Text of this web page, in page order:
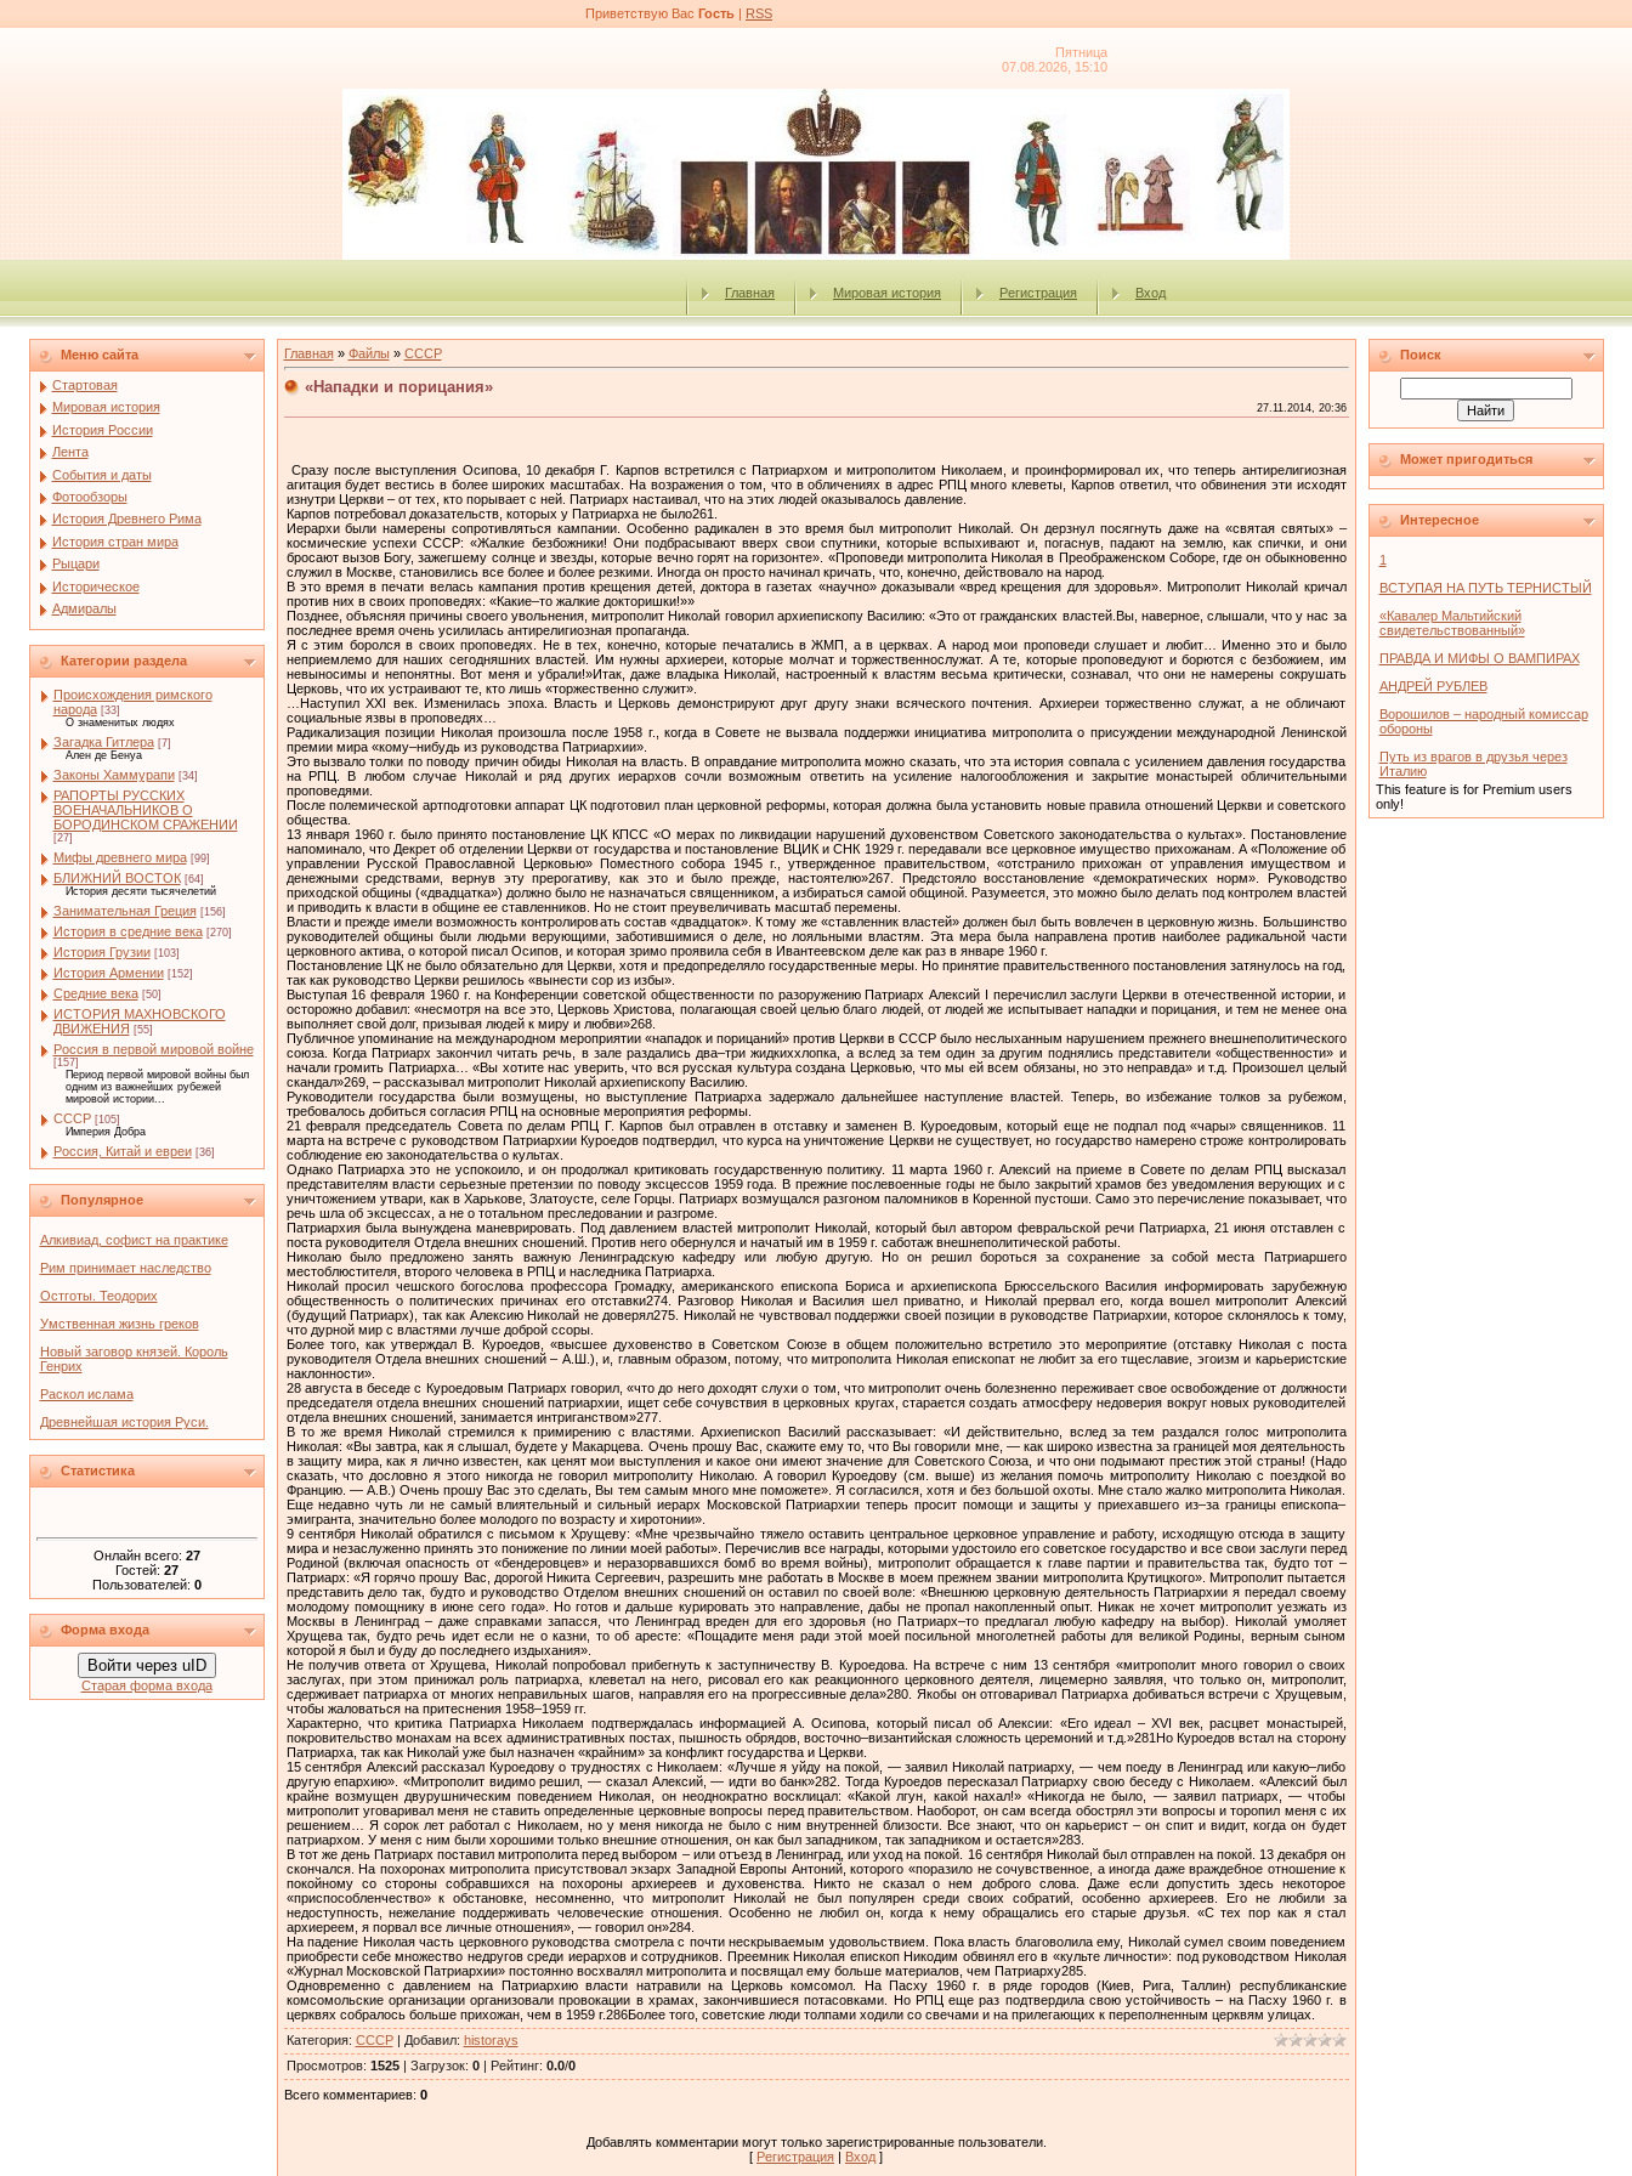
Приветствую Вас Гость | RSS
Пятница
07.08.2026, 15:10
Главная Мировая история Регистрация Вход
Меню сайта
Стартовая
Мировая история
История России
Лента
События и даты
Фотообзоры
История Древнего Рима
История стран мира
Рыцари
Историческое
Адмиралы
Категории раздела
Происхождения римского
народа [33]
О знаменитых людях
Загадка Гитлера [7]
Ален де Бенуа
Законы Хаммурапи [34]
РАПОРТЫ РУССКИХ
ВОЕНАЧАЛЬНИКОВ О
БОРОДИНСКОМ СРАЖЕНИИ
[27]
Мифы древнего мира [99]
БЛИЖНИЙ ВОСТОК [64]
История десяти тысячелетий
Занимательная Греция [156]
История в средние века [270]
История Грузии [103]
История Армении [152]
Средние века [50]
ИСТОРИЯ МАХНОВСКОГО
ДВИЖЕНИЯ [55]
Россия в первой мировой войне
[157]
Период первой мировой войны был
одним из важнейших рубежей
мировой истории...
СССР [105]
Империя Добра
Россия, Китай и евреи [36]
Популярное
Алкивиад, софист на практике
Рим принимает наследство
Остготы. Теодорих
Умственная жизнь греков
Новый заговор князей. Король
Генрих
Раскол ислама
Древнейшая история Руси.
Статистика
Онлайн всего: 27
Гостей: 27
Пользователей: 0
Форма входа
Войти через uID
Старая форма входа
Главная» Файлы» СССР
«Нападки и порицания»
27.11.2014, 20:36
Сразу после выступления Осипова, 10 декабря Г. Карпов встретился с Патриархом и митрополитом Николаем, и проинформировал их, что теперь антирелигиозная
агитация будет вестись в более широких масштабах. На возражения о том, что в обличениях в адрес РПЦ много клеветы, Карпов ответил, что обвинения эти исходят
изнутри Церкви – от тех, кто порывает с ней. Патриарх настаивал, что на этих людей оказывалось давление.
Карпов потребовал доказательств, которых у Патриарха не было261.
Иерархи были намерены сопротивляться кампании. Особенно радикален в это время был митрополит Николай. Он дерзнул посягнуть даже на «святая святых» –
космические успехи СССР: «Жалкие безбожники! Они подбрасывают вверх свои спутники, которые вспыхивают и, погаснув, падают на землю, как спички, и они
бросают вызов Богу, зажегшему солнце и звезды, которые вечно горят на горизонте». «Проповеди митрополита Николая в Преображенском Соборе, где он обыкновенно
служил в Москве, становились все более и более резкими. Иногда он просто начинал кричать, что, конечно, действовало на народ.
В это время в печати велась кампания против крещения детей, доктора в газетах «научно» доказывали «вред крещения для здоровья». Митрополит Николай кричал
против них в своих проповедях: «Какие–то жалкие докторишки!»»
Позднее, объясняя причины своего увольнения, митрополит Николай говорил архиепископу Василию: «Это от гражданских властей.Вы, наверное, слышали, что у нас за
последнее время очень усилилась антирелигиозная пропаганда.
Я с этим боролся в своих проповедях. Не в тех, конечно, которые печатались в ЖМП, а в церквах. А народ мои проповеди слушает и любит… Именно это и было
неприемлемо для наших сегодняшних властей. Им нужны архиереи, которые молчат и торжественнослужат. А те, которые проповедуют и борются с безбожием, им
невыносимы и непонятны. Вот меня и убрали!»Итак, даже владыка Николай, настроенный к властям весьма критически, сознавал, что они не намерены сокрушать
Церковь, что их устраивают те, кто лишь «торжественно служит».
…Наступил XXI век. Изменилась эпоха. Власть и Церковь демонстрируют друг другу знаки всяческого почтения. Архиереи торжественно служат, а не обличают
социальные язвы в проповедях…
Радикализация позиции Николая произошла после 1958 г., когда в Совете не вызвала поддержки инициатива митрополита о присуждении международной Ленинской
премии мира «кому–нибудь из руководства Патриархии».
Это вызвало толки по поводу причин обиды Николая на власть. В оправдание митрополита можно сказать, что эта история совпала с усилением давления государства
на РПЦ. В любом случае Николай и ряд других иерархов сочли возможным ответить на усиление налогообложения и закрытие монастырей обличительными
проповедями.
После полемической артподготовки аппарат ЦК подготовил план церковной реформы, которая должна была установить новые правила отношений Церкви и советского
общества.
13 января 1960 г. было принято постановление ЦК КПСС «О мерах по ликвидации нарушений духовенством Советского законодательства о культах». Постановление
напоминало, что Декрет об отделении Церкви от государства и постановление ВЦИК и СНК 1929 г. передавали все церковное имущество прихожанам. А «Положение об
управлении Русской Православной Церковью» Поместного собора 1945 г., утвержденное правительством, «отстранило прихожан от управления имуществом и
денежными средствами, вернув эту прерогативу, как это и было прежде, настоятелю»267. Предстояло восстановление «демократических норм». Руководство
приходской общины («двадцатка») должно было не назначаться священником, а избираться самой общиной. Разумеется, это можно было делать под контролем властей
и приводить к власти в общине ее ставленников. Но не стоит преувеличивать масштаб перемены.
Власти и прежде имели возможность контролировать состав «двадцаток». К тому же «ставленник властей» должен был быть вовлечен в церковную жизнь. Большинство
руководителей общины были людьми верующими, заботившимися о деле, но лояльными властям. Эта мера была направлена против наиболее радикальной части
церковного актива, о которой писал Осипов, и которая зримо проявила себя в Ивантеевском деле как раз в январе 1960 г.
Постановление ЦК не было обязательно для Церкви, хотя и предопределяло государственные меры. Но принятие правительственного постановления затянулось на год,
так как руководство Церкви решилось «вынести сор из избы».
Выступая 16 февраля 1960 г. на Конференции советской общественности по разоружению Патриарх Алексий I перечислил заслуги Церкви в отечественной истории, и
осторожно добавил: «несмотря на все это, Церковь Христова, полагающая своей целью благо людей, от людей же испытывает нападки и порицания, и тем не менее она
выполняет свой долг, призывая людей к миру и любви»268.
Публичное упоминание на международном мероприятии «нападок и порицаний» против Церкви в СССР было неслыханным нарушением прежнего внешнеполитического
союза. Когда Патриарх закончил читать речь, в зале раздались два–три жидкиххлопка, а вслед за тем один за другим поднялись представители «общественности» и
начали громить Патриарха… «Вы хотите нас уверить, что вся русская культура создана Церковью, что мы ей всем обязаны, но это неправда» и т.д. Произошел целый
скандал»269, – рассказывал митрополит Николай архиепископу Василию.
Руководители государства были возмущены, но выступление Патриарха задержало дальнейшее наступление властей. Теперь, во избежание толков за рубежом,
требовалось добиться согласия РПЦ на основные мероприятия реформы.
21 февраля председатель Совета по делам РПЦ Г. Карпов был отравлен в отставку и заменен В. Куроедовым, который еще не подпал под «чары» священников. 11
марта на встрече с руководством Патриархии Куроедов подтвердил, что курса на уничтожение Церкви не существует, но государство намерено строже контролировать
соблюдение ею законодательства о культах.
Однако Патриарха это не успокоило, и он продолжал критиковать государственную политику. 11 марта 1960 г. Алексий на приеме в Совете по делам РПЦ высказал
представителям власти серьезные претензии по поводу эксцессов 1959 года. В прежние послевоенные годы не было закрытий храмов без уведомления верующих и с
уничтожением утвари, как в Харькове, Златоусте, селе Горцы. Патриарх возмущался разгоном паломников в Коренной пустоши. Само это перечисление показывает, что
речь шла об эксцессах, а не о тотальном преследовании и разгроме.
Патриархия была вынуждена маневрировать. Под давлением властей митрополит Николай, который был автором февральской речи Патриарха, 21 июня отставлен с
поста руководителя Отдела внешних сношений. Против него обернулся и начатый им в 1959 г. саботаж внешнеполитической работы.
Николаю было предложено занять важную Ленинградскую кафедру или любую другую. Но он решил бороться за сохранение за собой места Патриаршего
местоблюстителя, второго человека в РПЦ и наследника Патриарха.
Николай просил чешского богослова профессора Громадку, американского епископа Бориса и архиепископа Брюссельского Василия информировать зарубежную
общественность о политических причинах его отставки274. Разговор Николая и Василия шел приватно, и Николай прервал его, когда вошел митрополит Алексий
(будущий Патриарх), так как Алексию Николай не доверял275. Николай не чувствовал поддержки своей позиции в руководстве Патриархии, которое склонялось к тому,
что дурной мир с властями лучше доброй ссоры.
Более того, как утверждал В. Куроедов, «высшее духовенство в Советском Союзе в общем положительно встретило это мероприятие (отставку Николая с поста
руководителя Отдела внешних сношений – А.Ш.), и, главным образом, потому, что митрополита Николая епископат не любит за его тщеславие, эгоизм и карьеристские
наклонности».
28 августа в беседе с Куроедовым Патриарх говорил, «что до него доходят слухи о том, что митрополит очень болезненно переживает свое освобождение от должности
председателя отдела внешних сношений патриархии, ищет себе сочувствия в церковных кругах, старается создать атмосферу недоверия вокруг новых руководителей
отдела внешних сношений, занимается интриганством»277.
В то же время Николай стремился к примирению с властями. Архиепископ Василий рассказывает: «И действительно, вслед за тем раздался голос митрополита
Николая: «Вы завтра, как я слышал, будете у Макарцева. Очень прошу Вас, скажите ему то, что Вы говорили мне, — как широко известна за границей моя деятельность
в защиту мира, как я лично известен, как ценят мои выступления и какое они имеют значение для Советского Союза, и что они подымают престиж этой страны! (Надо
сказать, что дословно я этого никогда не говорил митрополиту Николаю. А говорил Куроедову (см. выше) из желания помочь митрополиту Николаю с поездкой во
Францию. — А.В.) Очень прошу Вас это сделать, Вы тем самым много мне поможете». Я согласился, хотя и без большой охоты. Мне стало жалко митрополита Николая.
Еще недавно чуть ли не самый влиятельный и сильный иерарх Московской Патриархии теперь просит помощи и защиты у приехавшего из–за границы епископа–
эмигранта, значительно более молодого по возрасту и хиротонии».
9 сентября Николай обратился с письмом к Хрущеву: «Мне чрезвычайно тяжело оставить центральное церковное управление и работу, исходящую отсюда в защиту
мира и незаслуженно принять это понижение по линии моей работы». Перечислив все награды, которыми удостоило его советское государство и все свои заслуги перед
Родиной (включая опасность от «бендеровцев» и неразорвавшихся бомб во время войны), митрополит обращается к главе партии и правительства так, будто тот –
Патриарх: «Я горячо прошу Вас, дорогой Никита Сергеевич, разрешить мне работать в Москве в моем прежнем звании митрополита Крутицкого». Митрополит пытается
представить дело так, будто и руководство Отделом внешних сношений он оставил по своей воле: «Внешнюю церковную деятельность Патриархии я передал своему
молодому помощнику в июне сего года». Но готов и дальше курировать это направление, дабы не пропал накопленный опыт. Никак не хочет митрополит уезжать из
Москвы в Ленинград – даже справками запасся, что Ленинград вреден для его здоровья (но Патриарх–то предлагал любую кафедру на выбор). Николай умоляет
Хрущева так, будто речь идет если не о казни, то об аресте: «Пощадите меня ради этой моей посильной многолетней работы для великой Родины, верным сыном
которой я был и буду до последнего издыхания».
Не получив ответа от Хрущева, Николай попробовал прибегнуть к заступничеству В. Куроедова. На встрече с ним 13 сентября «митрополит много говорил о своих
заслугах, при этом принижал роль патриарха, клеветал на него, рисовал его как реакционного церковного деятеля, лицемерно заявляя, что только он, митрополит,
сдерживает патриарха от многих неправильных шагов, направляя его на прогрессивные дела»280. Якобы он отговаривал Патриарха добиваться встречи с Хрущевым,
чтобы жаловаться на притеснения 1958–1959 гг.
Характерно, что критика Патриарха Николаем подтверждалась информацией А. Осипова, который писал об Алексии: «Его идеал – XVI век, расцвет монастырей,
покровительство монахам на всех административных постах, пышность обрядов, восточно–византийская сложность церемоний и т.д.»281Но Куроедов встал на сторону
Патриарха, так как Николай уже был назначен «крайним» за конфликт государства и Церкви.
15 сентября Алексий рассказал Куроедову о трудностях с Николаем: «Лучше я уйду на покой, — заявил Николай патриарху, — чем поеду в Ленинград или какую–либо
другую епархию». «Митрополит видимо решил, — сказал Алексий, — идти во банк»282. Тогда Куроедов пересказал Патриарху свою беседу с Николаем. «Алексий был
крайне возмущен двурушническим поведением Николая, он неоднократно восклицал: «Какой лгун, какой нахал!» «Никогда не было, — заявил патриарх, — чтобы
митрополит уговаривал меня не ставить определенные церковные вопросы перед правительством. Наоборот, он сам всегда обострял эти вопросы и торопил меня с их
решением… Я сорок лет работал с Николаем, но у меня никогда не было с ним внутренней близости. Все знают, что он карьерист – он спит и видит, когда он будет
патриархом. У меня с ним были хорошими только внешние отношения, он как был западником, так западником и остается»283.
В тот же день Патриарх поставил митрополита перед выбором – или отъезд в Ленинград, или уход на покой. 16 сентября Николай был отправлен на покой. 13 декабря он
скончался. На похоронах митрополита присутствовал экзарх Западной Европы Антоний, которого «поразило не сочувственное, а иногда даже враждебное отношение к
покойному со стороны собравшихся на похороны архиереев и духовенства. Никто не сказал о нем доброго слова. Даже если допустить здесь некоторое
«приспособленчество» к обстановке, несомненно, что митрополит Николай не был популярен среди своих собратий, особенно архиереев. Его не любили за
недоступность, нежелание поддерживать человеческие отношения. Особенно не любил он, когда к нему обращались его старые друзья. «С тех пор как я стал
архиереем, я порвал все личные отношения», — говорил он»284.
На падение Николая часть церковного руководства смотрела с почти нескрываемым удовольствием. Пока власть благоволила ему, Николай сумел своим поведением
приобрести себе множество недругов среди иерархов и сотрудников. Преемник Николая епископ Никодим обвинял его в «культе личности»: под руководством Николая
«Журнал Московской Патриархии» постоянно восхвалял митрополита и посвящал ему больше материалов, чем Патриарху285.
Одновременно с давлением на Патриархию власти натравили на Церковь комсомол. На Пасху 1960 г. в ряде городов (Киев, Рига, Таллин) республиканские
комсомольские организации организовали провокации в храмах, закончившиеся потасовками. Но РПЦ еще раз подтвердила свою устойчивость – на Пасху 1960 г. в
церквях собралось больше прихожан, чем в 1959 г.286Более того, советские люди толпами ходили со свечами и на прилегающих к переполненным церквям улицах.
Категория: СССР| Добавил: historays
Просмотров: 1525| Загрузок: 0| Рейтинг: 0.0/0
Всего комментариев: 0
Добавлять комментарии могут только зарегистрированные пользователи.
[ Регистрация | Вход ]
Поиск
Может пригодиться
Интересное
1
ВСТУПАЯ НА ПУТЬ ТЕРНИСТЫЙ
«Кавалер Мальтийский
свидетельствованный»
ПРАВДА И МИФЫ О ВАМПИРАХ
АНДРЕЙ РУБЛЕВ
Ворошилов – народный комиссар
обороны
Путь из врагов в друзья через
Италию
This feature is for Premium users
only!